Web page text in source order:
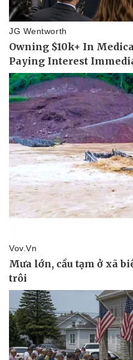
Thể thao
Bóng đá
Lịch thi đấu bóng đá
Thế giới thể thao
eSports
Hậu trường